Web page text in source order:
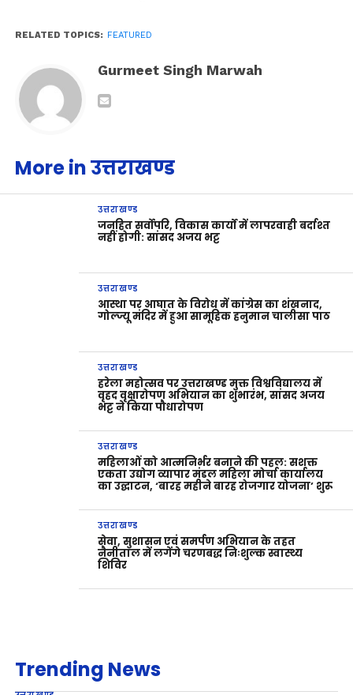
RELATED TOPICS: FEATURED
Gurmeet Singh Marwah
More in उत्तराखण्ड
उत्तराखण्ड
जनहित सर्वोपरि, विकास कार्यों में लापरवाही बर्दाश्त
नहीं होगी: सांसद अजय भट्ट
उत्तराखण्ड
आस्था पर आघात के विरोध में कांग्रेस का शंखनाद,
गोल्ज्यू मंदिर में हुआ सामूहिक हनुमान चालीसा पाठ
उत्तराखण्ड
हरेला महोत्सव पर उत्तराखण्ड मुक्त विश्वविद्यालय में
वृहद वृक्षारोपण अभियान का शुभारंभ, सांसद अजय
भट्ट ने किया पौधारोपण
उत्तराखण्ड
महिलाओं को आत्मनिर्भर बनाने की पहल: सशक्त
एकता उद्योग व्यापार मंडल महिला मोर्चा कार्यालय
का उद्घाटन, ‘बारह महीने बारह रोजगार योजना’ शुरू
उत्तराखण्ड
सेवा, सुशासन एवं समर्पण अभियान के तहत
नैनीताल में लगेंगे चरणबद्ध निःशुल्क स्वास्थ्य
शिविर
Trending News